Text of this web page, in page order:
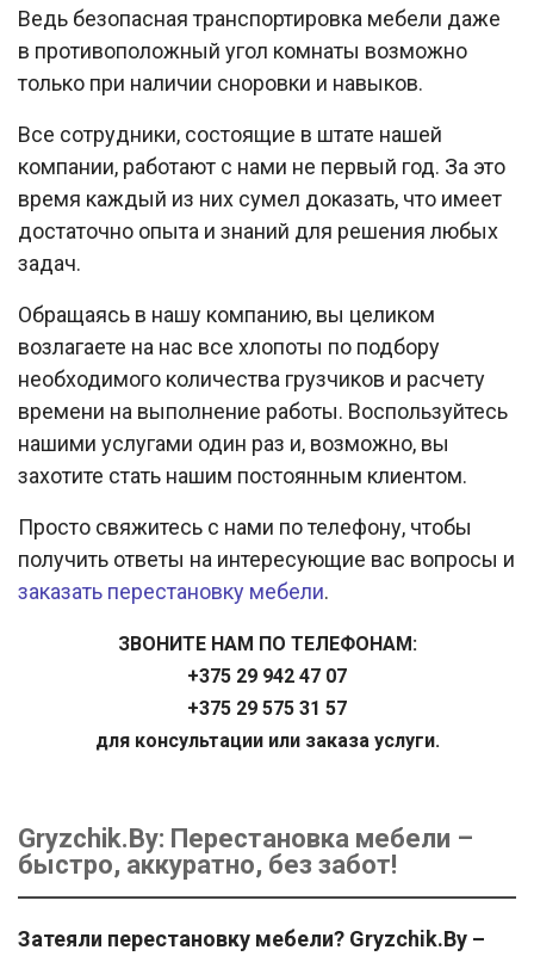
Ведь безопасная транспортировка мебели даже
в противоположный угол комнаты возможно
только при наличии сноровки и навыков.
Все сотрудники, состоящие в штате нашей
компании, работают с нами не первый год. За это
время каждый из них сумел доказать, что имеет
достаточно опыта и знаний для решения любых
задач.
Обращаясь в нашу компанию, вы целиком
возлагаете на нас все хлопоты по подбору
необходимого количества грузчиков и расчету
времени на выполнение работы. Воспользуйтесь
нашими услугами один раз и, возможно, вы
захотите стать нашим постоянным клиентом.
Просто свяжитесь с нами по телефону, чтобы
получить ответы на интересующие вас вопросы и
заказать перестановку мебели.
ЗВОНИТЕ НАМ ПО ТЕЛЕФОНАМ:
+375 29 942 47 07
+375 29 575 31 57
для консультации или заказа услуги.
Gryzchik.By: Перестановка мебели –
быстро, аккуратно, без забот!
Затеяли перестановку мебели? Gryzchik.By –